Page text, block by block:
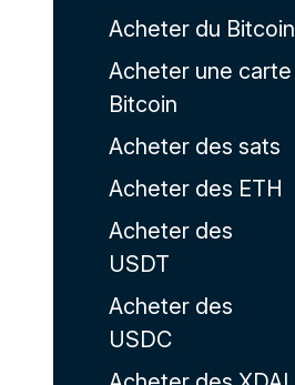
Acheter du Bitcoin
Acheter une carte
Bitcoin
Acheter des sats
Acheter des ETH
Acheter des
USDT
Acheter des
USDC